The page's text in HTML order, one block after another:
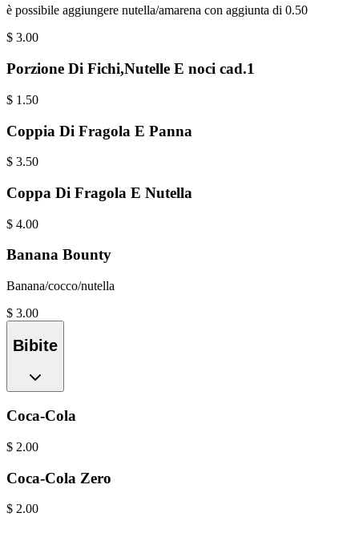
è possibile aggiungere nutella/amarena con aggiunta di 0.50
$ 3.00
Porzione Di Fichi,Nutelle E noci cad.1
$ 1.50
Coppia Di Fragola E Panna
$ 3.50
Coppa Di Fragola E Nutella
$ 4.00
Banana Bounty
Banana/cocco/nutella
$ 3.00
Bibite
Coca-Cola
$ 2.00
Coca-Cola Zero
$ 2.00